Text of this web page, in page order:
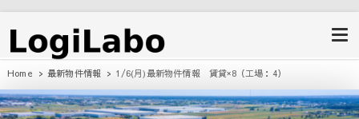
ロジラボ
動車整備工場・倉庫・事業用不動産
のポータルサイト
Home 最新物件情報 1/6(月)最新物件情報 賃貸×8（工場：4）